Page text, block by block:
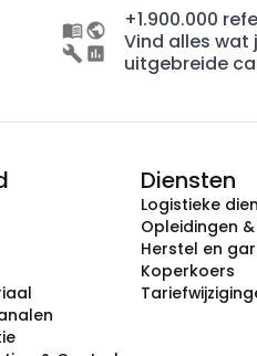
+1.900.000
Vind alles wat
uitgebreide
Diensten
Logistieke
Opleidingen &
Herstel en
Koperkoers